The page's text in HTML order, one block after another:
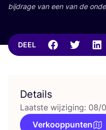
bij­dra­ge van een van de
DEEL
Details
Laatste wijziging: 08/
Verkooppunten